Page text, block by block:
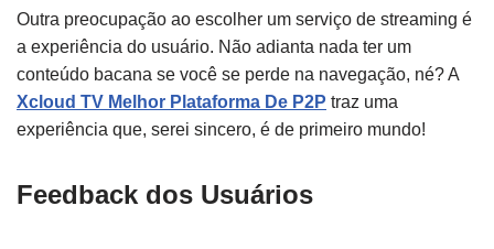
Outra preocupação ao escolher um serviço de streaming é
a experiência do usuário. Não adianta nada ter um
conteúdo bacana se você se perde na navegação, né? A
Xcloud TV Melhor Plataforma De P2P traz uma
experiência que, serei sincero, é de primeiro mundo!
Feedback dos Usuários